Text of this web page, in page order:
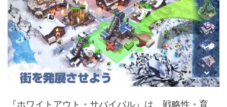
『ホワイトアウト・サバイバル』は、戦略性・育